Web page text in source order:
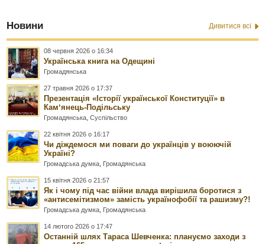
Новини Дивитися всі
08 червня 2026 о 16:34
Українська книга на Одещині
Громадянська
27 травня 2026 о 17:37
Презентація «Історії української Конституції» в
Камʼянець-Подільську
Громадянська ,Суспільство
22 квітня 2026 о 16:17
Чи діждемося ми поваги до українців у воюючій
Україні?
Громадська думка Громадянська
15 квітня 2026 о 21:57
Як і чому під час війни влада вирішила боротися з
«антисемітизмом» замість українофобії та рашизму?!
Громадська думка Громадянська
14 лютого 2026 о 17:47
Останній шлях Тараса Шевченка: плануємо заходи з